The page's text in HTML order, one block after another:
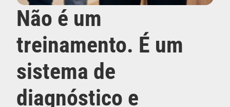
Não é um
treinamento. É um
sistema de
diagnóstico e